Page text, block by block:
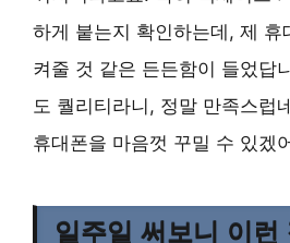
하게 붙는지 확인하는데, 제 휴
켜줄 것 같은 든든함이 들었답
도 퀄리티라니, 정말 만족스럽
휴대폰을 마음껏 꾸밀 수 있겠
일주일 써보니 이런